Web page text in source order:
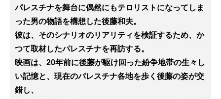
パレスチナを舞台に偶然にもテロリストになってしま
った男の物語を構想した後藤和夫。
彼は、そのシナリオのリアリティを検証するため、か
つて取材したパレスチナを再訪する。
映画は、 20年前に後藤が駆け回った紛争地帯の生々し
い記憶と、現在のパレスチナ各地を歩く後藤の姿が交
錯し、